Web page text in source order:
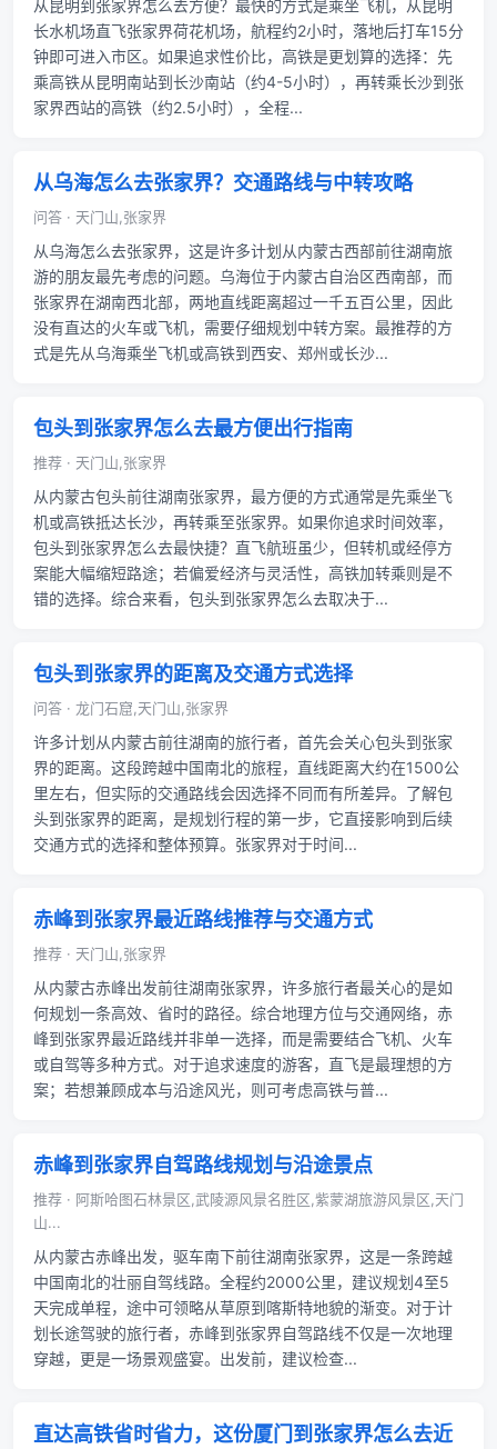
从昆明到张家界怎么去方便？最快的方式是乘坐飞机，从昆明
长水机场直飞张家界荷花机场，航程约2小时，落地后打车15分
钟即可进入市区。如果追求性价比，高铁是更划算的选择：先
乘高铁从昆明南站到长沙南站（约4-5小时），再转乘长沙到张
家界西站的高铁（约2.5小时），全程...
从乌海怎么去张家界？交通路线与中转攻略
问答 · 天门山,张家界
从乌海怎么去张家界，这是许多计划从内蒙古西部前往湖南旅
游的朋友最先考虑的问题。乌海位于内蒙古自治区西南部，而
张家界在湖南西北部，两地直线距离超过一千五百公里，因此
没有直达的火车或飞机，需要仔细规划中转方案。最推荐的方
式是先从乌海乘坐飞机或高铁到西安、郑州或长沙...
包头到张家界怎么去最方便出行指南
推荐 · 天门山,张家界
从内蒙古包头前往湖南张家界，最方便的方式通常是先乘坐飞
机或高铁抵达长沙，再转乘至张家界。如果你追求时间效率，
包头到张家界怎么去最快捷？直飞航班虽少，但转机或经停方
案能大幅缩短路途；若偏爱经济与灵活性，高铁加转乘则是不
错的选择。综合来看，包头到张家界怎么去取决于...
包头到张家界的距离及交通方式选择
问答 · 龙门石窟,天门山,张家界
许多计划从内蒙古前往湖南的旅行者，首先会关心包头到张家
界的距离。这段跨越中国南北的旅程，直线距离大约在1500公
里左右，但实际的交通路线会因选择不同而有所差异。了解包
头到张家界的距离，是规划行程的第一步，它直接影响到后续
交通方式的选择和整体预算。张家界对于时间...
赤峰到张家界最近路线推荐与交通方式
推荐 · 天门山,张家界
从内蒙古赤峰出发前往湖南张家界，许多旅行者最关心的是如
何规划一条高效、省时的路径。综合地理方位与交通网络，赤
峰到张家界最近路线并非单一选择，而是需要结合飞机、火车
或自驾等多种方式。对于追求速度的游客，直飞是最理想的方
案；若想兼顾成本与沿途风光，则可考虑高铁与普...
赤峰到张家界自驾路线规划与沿途景点
推荐 · 阿斯哈图石林景区,武陵源风景名胜区,紫蒙湖旅游风景区,天门
山...
从内蒙古赤峰出发，驱车南下前往湖南张家界，这是一条跨越
中国南北的壮丽自驾线路。全程约2000公里，建议规划4至5
天完成单程，途中可领略从草原到喀斯特地貌的渐变。对于计
划长途驾驶的旅行者，赤峰到张家界自驾路线不仅是一次地理
穿越，更是一场景观盛宴。出发前，建议检查...
直达高铁省时省力，这份厦门到张家界怎么去近